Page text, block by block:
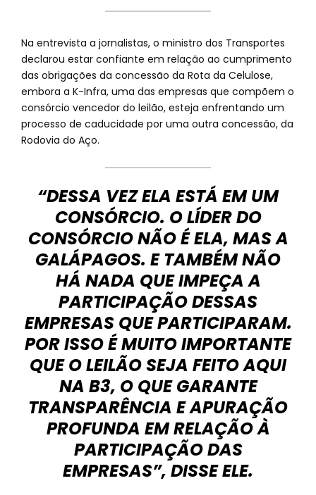
Na entrevista a jornalistas, o ministro dos Transportes
declarou estar confiante em relação ao cumprimento
das obrigações da concessão da Rota da Celulose,
embora a K-Infra, uma das empresas que compõem o
consórcio vencedor do leilão, esteja enfrentando um
processo de caducidade por uma outra concessão, da
Rodovia do Aço.
“DESSA VEZ ELA ESTÁ EM UM
CONSÓRCIO. O LÍDER DO
CONSÓRCIO NÃO É ELA, MAS A
GALÁPAGOS. E TAMBÉM NÃO
HÁ NADA QUE IMPEÇA A
PARTICIPAÇÃO DESSAS
EMPRESAS QUE PARTICIPARAM.
POR ISSO É MUITO IMPORTANTE
QUE O LEILÃO SEJA FEITO AQUI
NA B3, O QUE GARANTE
TRANSPARÊNCIA E APURAÇÃO
PROFUNDA EM RELAÇÃO À
PARTICIPAÇÃO DAS
EMPRESAS”, DISSE ELE.